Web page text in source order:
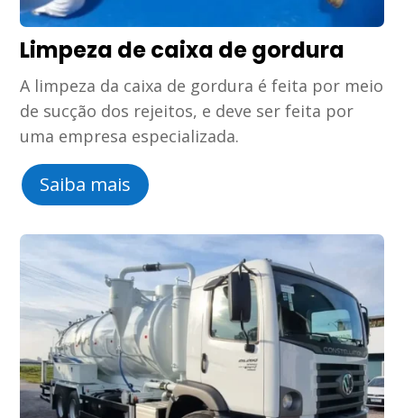
Limpeza de caixa de gordura
A limpeza da caixa de gordura é feita por meio
de sucção dos rejeitos, e deve ser feita por
uma empresa especializada.
Saiba mais